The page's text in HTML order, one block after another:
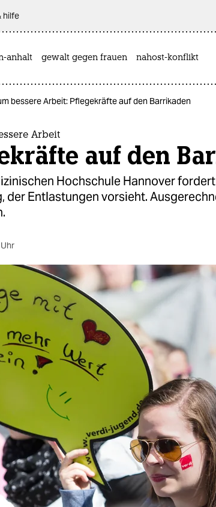
hilfe
anhalt gewalt gegen frauen nahost-konflikt
bessere Arbeit: Pflegekräfte auf den Barrikaden
Arbeit
auf den
Hochschule Hannover
der Entlastungen vorsieht.